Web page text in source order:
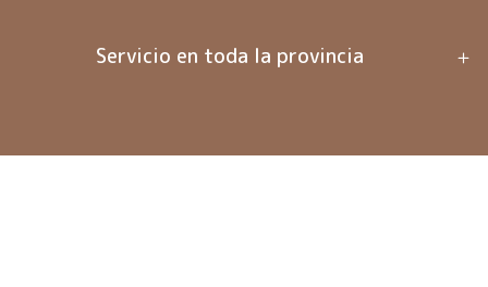
Servicio en toda la provincia